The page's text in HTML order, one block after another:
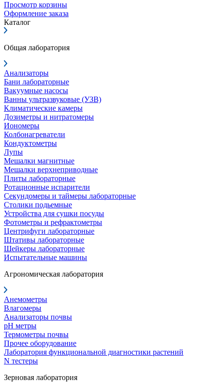
Просмотр корзины
Оформление заказа
Каталог
Общая лаборатория
Анализаторы
Бани лабораторные
Вакуумные насосы
Ванны ультразвуковые (УЗВ)
Климатические камеры
Дозиметры и нитратомеры
Иономеры
Колбонагреватели
Кондуктометры
Лупы
Мешалки магнитные
Мешалки верхнеприводные
Плиты лабораторные
Ротационные испарители
Секундомеры и таймеры лабораторные
Столики подьемные
Устройства для сушки посуды
Фотометры и рефрактометры
Центрифуги лабораторные
Штативы лабораторные
Шейкеры лабораторные
Испытательные машины
Агрономическая лаборатория
Анемометры
Влагомеры
Анализаторы почвы
pH метры
Термометры почвы
Прочее оборудование
Лаборатория функциональной диагностики растений
N тестеры
Зерновая лаборатория